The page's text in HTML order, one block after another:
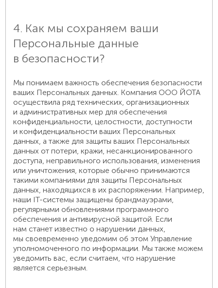
4. Как мы сохраняем ваши
Персональные данные
в безопасности?
Мы понимаем важность обеспечения безопасности
ваших Персональных данных. Компания ООО ЙОТА
осуществила ряд технических, организационных
и административных мер для обеспечения
конфиденциальности, целостности, доступности
и конфиденциальности ваших Персональных
данных, а также для защиты ваших Персональных
данных от потери, кражи, несанкционированного
доступа, неправильного использования, изменения
или уничтожения, которые обычно принимаются
такими компаниями для защиты Персональных
данных, находящихся в их распоряжении. Например,
наши IT-системы защищены брандмауэрами,
регулярными обновлениями программного
обеспечения и антивирусной защитой. Если
нам станет известно о нарушении данных,
мы своевременно уведомим об этом Управление
уполномоченного по информации. Мы также можем
уведомить вас, если считаем, что нарушение
является серьезным.